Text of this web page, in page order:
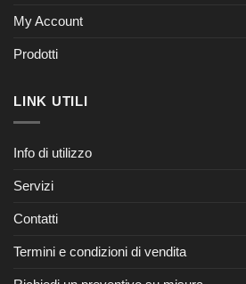
My Account
Prodotti
LINK UTILI
Info di utilizzo
Servizi
Contatti
Termini e condizioni di vendita